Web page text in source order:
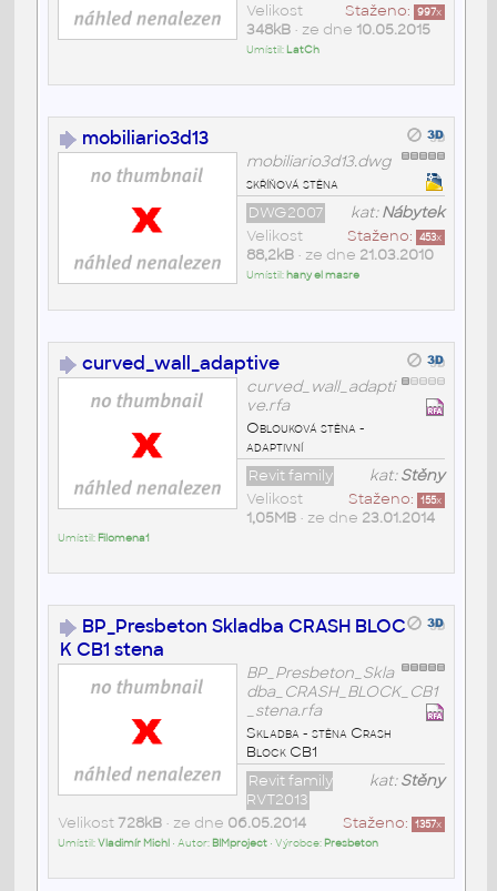
Staženo: 997x
Velikost
348kB• ze dne 10.05.2015
Umístil: LatCh
mobiliario3d13
mobiliario3d13.dwg
skříňová stěna
kat:Nábytek
DWG2007
Staženo: 453x
Velikost
88,2kB• ze dne 21.03.2010
Umístil: hany el masre
curved_wall_adaptive
curved_wall_adapti
ve.rfa
Oblouková stěna -
adaptivní
kat:Stěny
Revit family
Staženo: 155x
Velikost
1,05MB• ze dne 23.01.2014
Umístil: Filomena1
BP_Presbeton Skladba CRASH BLOC
K CB1 stena
BP_Presbeton_Skla
dba_CRASH_BLOCK_CB1
_stena.rfa
Skladba - stěna Crash
Block CB1
kat:Stěny
Revit family
RVT2013
Staženo: 1357x
Velikost 728kB• ze dne 06.05.2014
Umístil:Vladimír Michl • Autor: BIMproject• Výrobce: Presbeton